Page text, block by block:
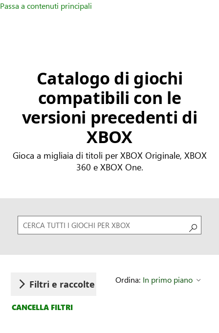
Passa a contenuti principali
Catalogo di giochi
compatibili con le
versioni precedenti di
XBOX
Gioca a migliaia di titoli per XBOX Originale, XBOX
360 e XBOX One.
Filtri e raccolte
CANCELLA FILTRI
Ordina: In primo piano